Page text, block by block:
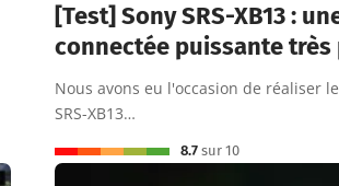
[Test] Sony SRS-XB13 :
connectée puissante
Nous avons eu l'occasion de réaliser
SRS-XB13…
8.7 sur 10